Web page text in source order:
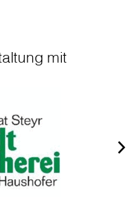
mit